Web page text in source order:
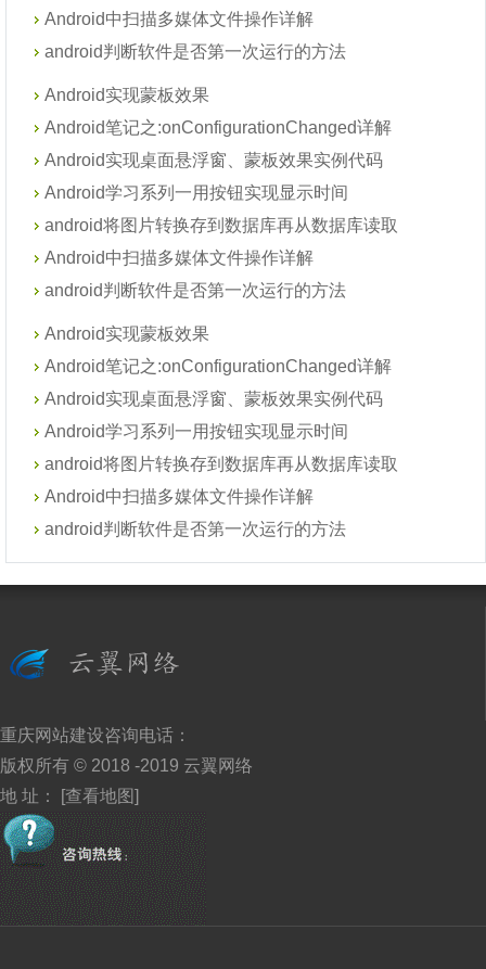
Android中扫描多媒体文件操作详解
android判断软件是否第一次运行的方法
Android实现蒙板效果
Android笔记之:onConfigurationChanged详解
Android实现桌面悬浮窗、蒙板效果实例代码
Android学习系列一用按钮实现显示时间
android将图片转换存到数据库再从数据库读取
Android中扫描多媒体文件操作详解
android判断软件是否第一次运行的方法
Android实现蒙板效果
Android笔记之:onConfigurationChanged详解
Android实现桌面悬浮窗、蒙板效果实例代码
Android学习系列一用按钮实现显示时间
android将图片转换存到数据库再从数据库读取
Android中扫描多媒体文件操作详解
android判断软件是否第一次运行的方法
重庆网站建设咨询电话：
版权所有 © 2018 -2019 云翼网络
地 址：
[查看地图]